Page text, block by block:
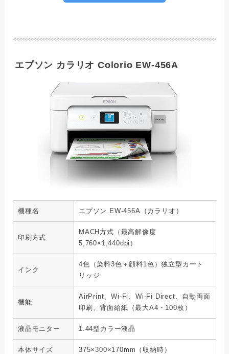
エプソン カラリオ Colorio EW-456A
機種名 エプソン EW-456A（カラリオ）
印刷方式
MACH方式（最高解像度
5,760×1,440dpi）
インク
4色（染料3色＋顔料1色）独立型カート
リッジ
機能
AirPrint、Wi-Fi、Wi-Fi Direct、自動両面
印刷、背面給紙（最大A4・100枚）
液晶モニター 1.44型カラー液晶
本体サイズ 375×300×170mm（収納時）